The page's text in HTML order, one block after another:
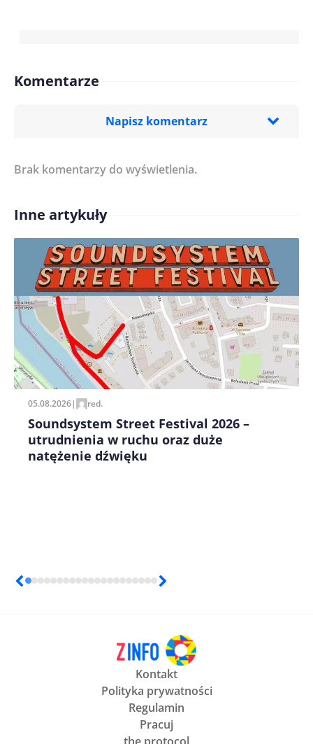
Komentarze
Napisz komentarz
Treść komentarza*
Imię/ Nick*
Zapamiętaj moje dane w tej przeglądarce podczas
pisania kolejnych komentarzy.
Brak komentarzy do wyświetlenia.
Inne artykuły
05.08.2026| red.
Soundsystem Street Festival 2026 –
utrudnienia w ruchu oraz duże
natężenie dźwięku
Kontakt
Polityka prywatności
Regulamin
Pracuj